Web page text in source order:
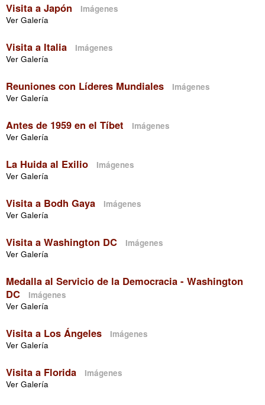
Visita a Japón
Imágenes
Ver Galería
Visita a Italia
Imágenes
Ver Galería
Reuniones con Líderes Mundiales
Imágenes
Ver Galería
Antes de 1959 en el Tíbet
Imágenes
Ver Galería
La Huida al Exilio
Imágenes
Ver Galería
Visita a Bodh Gaya
Imágenes
Ver Galería
Visita a Washington DC
Imágenes
Ver Galería
Medalla al Servicio de la Democracia - Washington
DC
Imágenes
Ver Galería
Visita a Los Ángeles
Imágenes
Ver Galería
Visita a Florida
Imágenes
Ver Galería